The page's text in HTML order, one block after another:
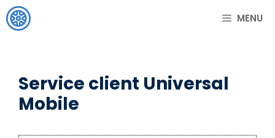
Aller
au
MENU
Service client Universal
Mobile